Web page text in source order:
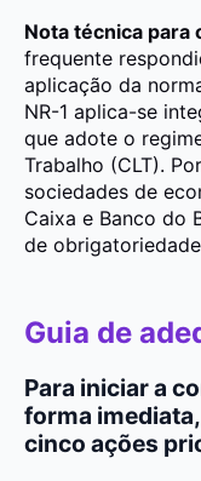
Nota técnica para
frequente
aplicação da
NR-1 aplica-se
que adote o
Trabalho (CLT).
sociedades de
Caixa e Banco do
de
Guia de
Para iniciar a
forma
cinco ações